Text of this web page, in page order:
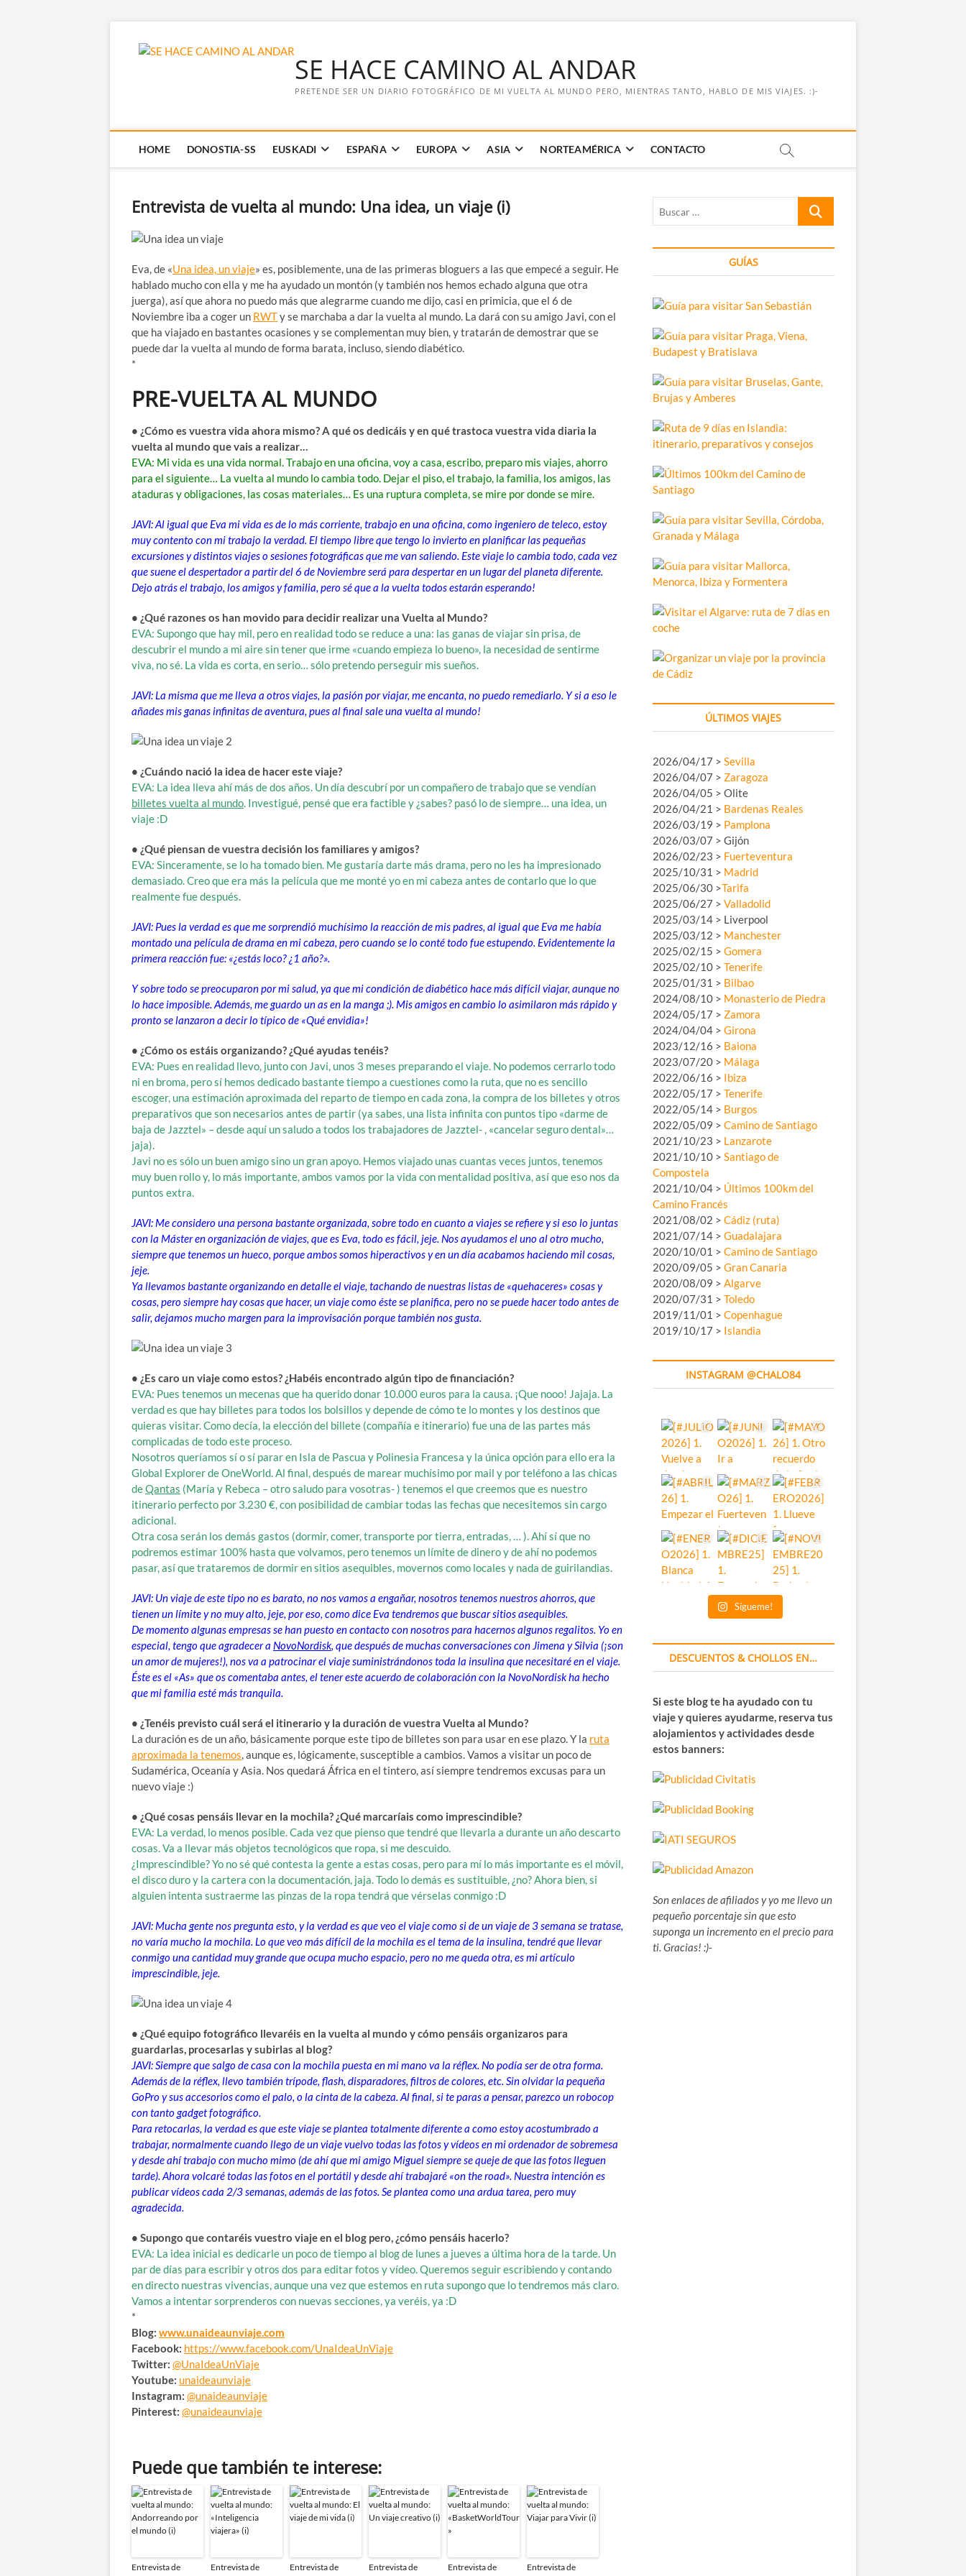
SE HACE CAMINO AL ANDAR
PRETENDE SER UN DIARIO FOTOGRÁFICO DE MI VUELTA AL MUNDO PERO, MIENTRAS TANTO, HABLO DE MIS VIAJES. :)-
HOME DONOSTIA-SS EUSKADI ESPAÑA EUROPA ASIA NORTEAMÉRICA CONTACTO
Entrevista de vuelta al mundo: Una idea, un viaje (i)
Eva, de «Una idea, un viaje» es, posiblemente, una de las primeras bloguers a las que empecé a seguir. He
hablado mucho con ella y me ha ayudado un montón (y también nos hemos echado alguna que otra
juerga), así que ahora no puedo más que alegrarme cuando me dijo, casi en primicia, que el 6 de
Noviembre iba a coger un RWTy se marchaba a dar la vuelta al mundo. La dará con su amigo Javi, con el
que ha viajado en bastantes ocasiones y se complementan muy bien, y tratarán de demostrar que se
puede dar la vuelta al mundo de forma barata, incluso, siendo diabético.
*
PRE-VUELTA AL MUNDO
• ¿Cómo es vuestra vida ahora mismo? A qué os dedicáis y en qué trastoca vuestra vida diaria la
vuelta al mundo que vais a realizar…
EVA: Mi vida es una vida normal. Trabajo en una oficina, voy a casa, escribo, preparo mis viajes, ahorro
para el siguiente… La vuelta al mundo lo cambia todo. Dejar el piso, el trabajo, la familia, los amigos, las
ataduras y obligaciones, las cosas materiales… Es una ruptura completa, se mire por donde se mire.
JAVI: Al igual que Eva mi vida es de lo más corriente, trabajo en una oficina, como ingeniero de teleco, estoy
muy contento con mi trabajo la verdad. El tiempo libre que tengo lo invierto en planificar las pequeñas
excursiones y distintos viajes o sesiones fotográficas que me van saliendo. Este viaje lo cambia todo, cada vez
que suene el despertador a partir del 6 de Noviembre será para despertar en un lugar del planeta diferente.
Dejo atrás el trabajo, los amigos y familia, pero sé que a la vuelta todos estarán esperando!
• ¿Qué razones os han movido para decidir realizar una Vuelta al Mundo?
EVA: Supongo que hay mil, pero en realidad todo se reduce a una: las ganas de viajar sin prisa, de
descubrir el mundo a mi aire sin tener que irme «cuando empieza lo bueno», la necesidad de sentirme
viva, no sé. La vida es corta, en serio… sólo pretendo perseguir mis sueños.
JAVI: La misma que me lleva a otros viajes, la pasión por viajar, me encanta, no puedo remediarlo. Y si a eso le
añades mis ganas infinitas de aventura, pues al final sale una vuelta al mundo!
• ¿Cuándo nació la idea de hacer este viaje?
EVA: La idea lleva ahí más de dos años. Un día descubrí por un compañero de trabajo que se vendían
billetes vuelta al mundo. Investigué, pensé que era factible y ¿sabes? pasó lo de siempre… una idea, un
viaje :D
• ¿Qué piensan de vuestra decisión los familiares y amigos?
EVA: Sinceramente, se lo ha tomado bien. Me gustaría darte más drama, pero no les ha impresionado
demasiado. Creo que era más la película que me monté yo en mi cabeza antes de contarlo que lo que
realmente fue después.
JAVI: Pues la verdad es que me sorprendió muchísimo la reacción de mis padres, al igual que Eva me había
montado una película de drama en mi cabeza, pero cuando se lo conté todo fue estupendo. Evidentemente la
primera reacción fue: «¿estás loco? ¿1 año?».
Y sobre todo se preocuparon por mi salud, ya que mi condición de diabético hace más difícil viajar, aunque no
lo hace imposible. Además, me guardo un as en la manga ;). Mis amigos en cambio lo asimilaron más rápido y
pronto se lanzaron a decir lo típico de «Qué envidia»!
• ¿Cómo os estáis organizando? ¿Qué ayudas tenéis?
EVA: Pues en realidad llevo, junto con Javi, unos 3 meses preparando el viaje. No podemos cerrarlo todo
ni en broma, pero sí hemos dedicado bastante tiempo a cuestiones como la ruta, que no es sencillo
escoger, una estimación aproximada del reparto de tiempo en cada zona, la compra de los billetes y otros
preparativos que son necesarios antes de partir (ya sabes, una lista infinita con puntos tipo «darme de
baja de Jazztel» – desde aquí un saludo a todos los trabajadores de Jazztel- , «cancelar seguro dental»…
jaja).
Javi no es sólo un buen amigo sino un gran apoyo. Hemos viajado unas cuantas veces juntos, tenemos
muy buen rollo y, lo más importante, ambos vamos por la vida con mentalidad positiva, así que eso nos da
puntos extra.
JAVI: Me considero una persona bastante organizada, sobre todo en cuanto a viajes se refiere y si eso lo juntas
con la Máster en organización de viajes, que es Eva, todo es fácil, jeje. Nos ayudamos el uno al otro mucho,
siempre que tenemos un hueco, porque ambos somos hiperactivos y en un día acabamos haciendo mil cosas,
jeje.
Ya llevamos bastante organizando en detalle el viaje, tachando de nuestras listas de «quehaceres» cosas y
cosas, pero siempre hay cosas que hacer, un viaje como éste se planifica, pero no se puede hacer todo antes de
salir, dejamos mucho margen para la improvisación porque también nos gusta.
• ¿Es caro un viaje como estos? ¿Habéis encontrado algún tipo de financiación?
EVA: Pues tenemos un mecenas que ha querido donar 10.000 euros para la causa. ¡Que nooo! Jajaja. La
verdad es que hay billetes para todos los bolsillos y depende de cómo te lo montes y los destinos que
quieras visitar. Como decía, la elección del billete (compañía e itinerario) fue una de las partes más
complicadas de todo este proceso.
Nosotros queríamos sí o sí parar en Isla de Pascua y Polinesia Francesa y la única opción para ello era la
Global Explorer de OneWorld. Al final, después de marear muchísimo por mail y por teléfono a las chicas
deQantas (María y Rebeca – otro saludo para vosotras- ) tenemos el que creemos que es nuestro
itinerario perfecto por 3.230 €, con posibilidad de cambiar todas las fechas que necesitemos sin cargo
adicional.
Otra cosa serán los demás gastos (dormir, comer, transporte por tierra, entradas, … ). Ahí sí que no
podremos estimar 100% hasta que volvamos, pero tenemos un límite de dinero y de ahí no podemos
pasar, así que trataremos de dormir en sitios asequibles, movernos como locales y nada de guirilandias.
JAVI: Un viaje de este tipo no es barato, no nos vamos a engañar, nosotros tenemos nuestros ahorros, que
tienen un límite y no muy alto, jeje, por eso, como dice Eva tendremos que buscar sitios asequibles.
De momento algunas empresas se han puesto en contacto con nosotros para hacernos algunos regalitos. Yo en
especial, tengo que agradecer a NovoNordisk, que después de muchas conversaciones con Jimena y Silvia (¡son
un amor de mujeres!), nos va a patrocinar el viaje suministrándonos toda la insulina que necesitaré en el viaje.
Éste es el «As» que os comentaba antes, el tener este acuerdo de colaboración con la NovoNordisk ha hecho
que mi familia esté más tranquila.
• ¿Tenéis previsto cuál será el itinerario y la duración de vuestra Vuelta al Mundo?
La duración es de un año, básicamente porque este tipo de billetes son para usar en ese plazo. Y la ruta
aproximada la tenemos, aunque es, lógicamente, susceptible a cambios. Vamos a visitar un poco de
Sudamérica, Oceanía y Asia. Nos quedará África en el tintero, así siempre tendremos excusas para un
nuevo viaje :)
• ¿Qué cosas pensáis llevar en la mochila? ¿Qué marcaríais como imprescindible?
EVA: La verdad, lo menos posible. Cada vez que pienso que tendré que llevarla a durante un año descarto
cosas. Va a llevar más objetos tecnológicos que ropa, si me descuido.
¿Imprescindible? Yo no sé qué contesta la gente a estas cosas, pero para mí lo más importante es el móvil,
el disco duro y la cartera con la documentación, jaja. Todo lo demás es sustituible, ¿no? Ahora bien, si
alguien intenta sustraerme las pinzas de la ropa tendrá que vérselas conmigo :D
JAVI: Mucha gente nos pregunta esto, y la verdad es que veo el viaje como si de un viaje de 3 semana se tratase,
no varía mucho la mochila. Lo que veo más difícil de la mochila es el tema de la insulina, tendré que llevar
conmigo una cantidad muy grande que ocupa mucho espacio, pero no me queda otra, es mi artículo
imprescindible, jeje.
• ¿Qué equipo fotográfico llevaréis en la vuelta al mundo y cómo pensáis organizaros para
guardarlas, procesarlas y subirlas al blog?
JAVI: Siempre que salgo de casa con la mochila puesta en mi mano va la réflex. No podía ser de otra forma.
Además de la réflex, llevo también trípode, flash, disparadores, filtros de colores, etc. Sin olvidar la pequeña
GoPro y sus accesorios como el palo, o la cinta de la cabeza. Al final, si te paras a pensar, parezco un robocop
con tanto gadget fotográfico.
Para retocarlas, la verdad es que este viaje se plantea totalmente diferente a como estoy acostumbrado a
trabajar, normalmente cuando llego de un viaje vuelvo todas las fotos y vídeos en mi ordenador de sobremesa
y desde ahí trabajo con mucho mimo (de ahí que mi amigo Miguel siempre se queje de que las fotos lleguen
tarde). Ahora volcaré todas las fotos en el portátil y desde ahí trabajaré «on the road». Nuestra intención es
publicar vídeos cada 2/3 semanas, además de las fotos. Se plantea como una ardua tarea, pero muy
agradecida.
• Supongo que contaréis vuestro viaje en el blog pero, ¿cómo pensáis hacerlo?
EVA: La idea inicial es dedicarle un poco de tiempo al blog de lunes a jueves a última hora de la tarde. Un
par de días para escribir y otros dos para editar fotos y vídeo. Queremos seguir escribiendo y contando
en directo nuestras vivencias, aunque una vez que estemos en ruta supongo que lo tendremos más claro.
Vamos a intentar sorprenderos con nuevas secciones, ya veréis, ya :D
*
Blog: www.unaideaunviaje.com
Facebook: https://www.facebook.com/UnaIdeaUnViaje
Twitter: @UnaIdeaUnViaje
Youtube: unaideaunviaje
Instagram: @unaideaunviaje
Pinterest: @unaideaunviaje
Puede que también te interese:
Entrevista de
Entrevista de
Entrevista de
Entrevista de
Entrevista de
Entrevista de
Buscar
GUÍAS
ÚLTIMOS VIAJES
2026/04/17 > Sevilla
2026/04/07 > Zaragoza
2026/04/05 > Olite
2026/04/21 > Bardenas Reales
2026/03/19 > Pamplona
2026/03/07 > Gijón
2026/02/23 > Fuerteventura
2025/10/31 > Madrid
2025/06/30 >Tarifa
2025/06/27 > Valladolid
2025/03/14 > Liverpool
2025/03/12 > Manchester
2025/02/15 > Gomera
2025/02/10 > Tenerife
2025/01/31 > Bilbao
2024/08/10 > Monasterio de Piedra
2024/05/17 > Zamora
2024/04/04 > Girona
2023/12/16 > Baiona
2023/07/20 > Málaga
2022/06/16 > Ibiza
2022/05/17 > Tenerife
2022/05/14 > Burgos
2022/05/09 > Camino de Santiago
2021/10/23 > Lanzarote
2021/10/10 > Santiago de
Compostela
2021/10/04 > Últimos 100km del
Camino Francés
2021/08/02 > Cádiz (ruta)
2021/07/14 > Guadalajara
2020/10/01 > Camino de Santiago
2020/09/05 > Gran Canaria
2020/08/09 > Algarve
2020/07/31 > Toledo
2019/11/01 > Copenhague
2019/10/17 > Islandia
INSTAGRAM @CHALO84
Sígueme!
DESCUENTOS & CHOLLOS EN…
Si este blog te ha ayudado con tu
viaje y quieres ayudarme, reserva tus
alojamientos y actividades desde
estos banners:
Son enlaces de afiliados y yo me llevo un
pequeño porcentaje sin que esto
suponga un incremento en el precio para
ti. Gracias! :)-